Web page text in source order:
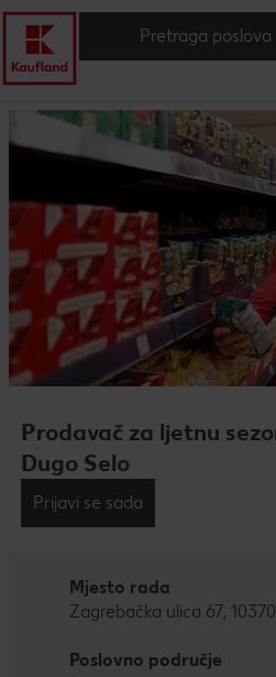
Pretraga poslova
Prodavač za ljetnu
Dugo Selo
Prijavi se sada
Mjesto rada
Zagrebačka ulica 67,
Poslovno područje